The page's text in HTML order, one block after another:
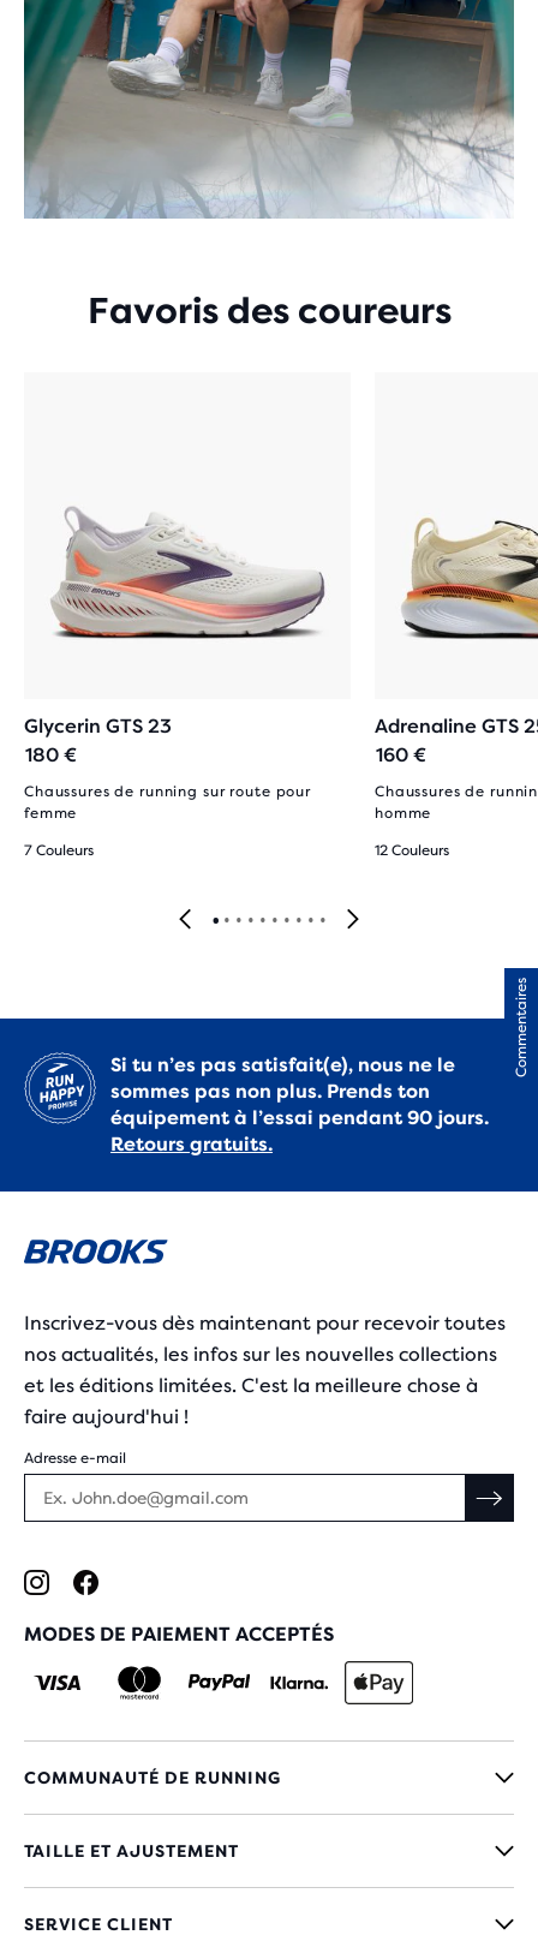
Favoris des coureurs
Glycerin GTS 23
180 €
Chaussures de running sur route pour
femme
7 Couleurs
Adrenaline GTS
160 €
Chaussures de
homme
12 Couleurs
Si tu n’es pas satisfait(e), nous ne le
sommes pas non plus. Prends ton
équipement à l’essai pendant 90 jours.
Retours gratuits.
Inscrivez-vous dès maintenant pour recevoir toutes
nos actualités, les infos sur les nouvelles collections
et les éditions limitées. C'est la meilleure chose à
faire aujourd'hui !
Adresse e-mail
MODES DE PAIEMENT ACCEPTÉS
COMMUNAUTÉ DE RUNNING
TAILLE ET AJUSTEMENT
SERVICE CLIENT
Commentaires